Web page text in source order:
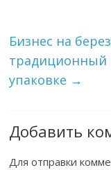
Бизнес на
традиционный
упаковке →
Добавить
Для отправки